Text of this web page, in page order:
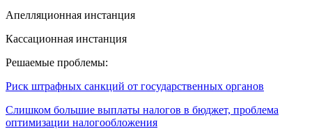
Апелляционная инстанция
Кассационная инстанция
Решаемые проблемы:
Риск штрафных санкций от государственных органов
Слишком большие выплаты налогов в бюджет, проблема
оптимизации налогообложения